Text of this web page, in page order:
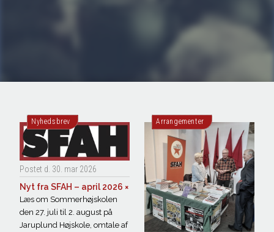
Nyhedsbrev
Postet d. 30. mar 2026
Nyt fra SFAH – april 2026 ×
Læs om Sommerhøjskolen
den 27. juli til 2. august på
Jaruplund Højskole, omtale af
Arrangementer